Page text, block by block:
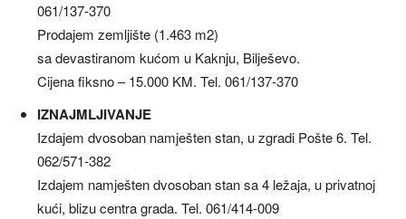
061/137-370
Prodajem zemljište (1.463 m2)
sa devastiranom kućom u Kaknju, Bilješevo.
Cijena fiksno – 15.000 KM. Tel. 061/137-370
IZNAJMLJIVANJE
Izdajem dvosoban namješten stan, u zgradi Pošte 6. Tel.
062/571-382
Izdajem namješten dvosoban stan sa 4 ležaja, u privatnoj
kući, blizu centra grada. Tel. 061/414-009